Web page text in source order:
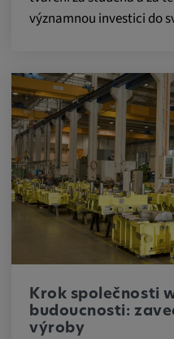
významnou investici do
Krok společnosti
budoucnosti:
výroby